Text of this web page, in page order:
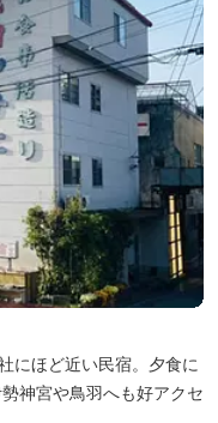
にほど近い民宿。夕食に
神宮や鳥羽へも好アクセ